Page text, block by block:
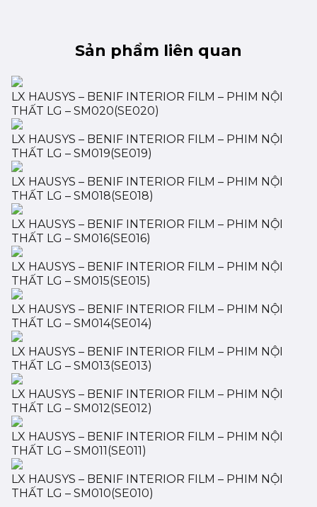
Sản phẩm liên quan
LX HAUSYS – BENIF INTERIOR FILM – PHIM NỘI
THẤT LG – SM020(SE020)
LX HAUSYS – BENIF INTERIOR FILM – PHIM NỘI
THẤT LG – SM019(SE019)
LX HAUSYS – BENIF INTERIOR FILM – PHIM NỘI
THẤT LG – SM018(SE018)
LX HAUSYS – BENIF INTERIOR FILM – PHIM NỘI
THẤT LG – SM016(SE016)
LX HAUSYS – BENIF INTERIOR FILM – PHIM NỘI
THẤT LG – SM015(SE015)
LX HAUSYS – BENIF INTERIOR FILM – PHIM NỘI
THẤT LG – SM014(SE014)
LX HAUSYS – BENIF INTERIOR FILM – PHIM NỘI
THẤT LG – SM013(SE013)
LX HAUSYS – BENIF INTERIOR FILM – PHIM NỘI
THẤT LG – SM012(SE012)
LX HAUSYS – BENIF INTERIOR FILM – PHIM NỘI
THẤT LG – SM011(SE011)
LX HAUSYS – BENIF INTERIOR FILM – PHIM NỘI
THẤT LG – SM010(SE010)